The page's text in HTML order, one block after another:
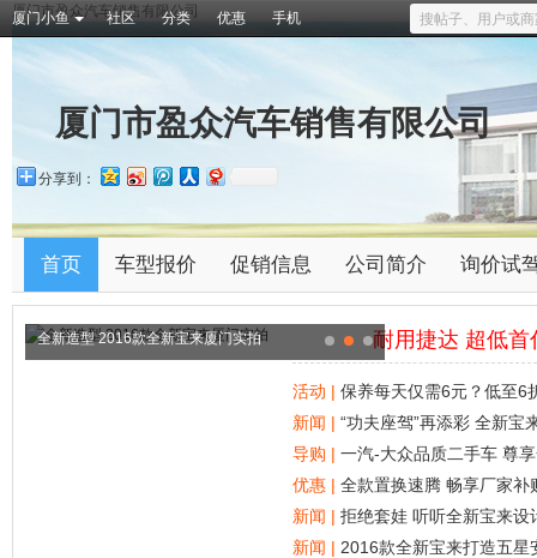
厦门小鱼 社区 分类 优惠 手机
厦门市盈众汽车销售有限公司
厦门市盈众汽车销售有限公司
分享到：
首页 车型报价 促销信息 公司简介 询价试
全新造型 2016款全新宝来厦门实拍 耐用捷达 超低
活动 | 保养每天仅需6元？低至6
新闻 | “功夫座驾”再添彩 全新宝
导购 | 一汽-大众品质二手车 尊
优惠 | 全款置换速腾 畅享厂家补
新闻 | 拒绝套娃 听听全新宝来设
新闻 | 2016款全新宝来打造五星